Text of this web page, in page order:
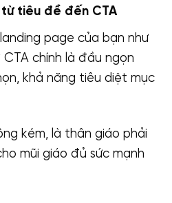
tiêu đề đến CTA
page của bạn như
chính là đầu ngọn
khả năng tiêu diệt mục
kém, là thân giáo phải
mũi giáo đủ sức mạnh